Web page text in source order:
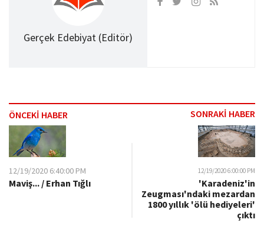
Gerçek Edebiyat (Editör)
ÖNCEKİ HABER SONRAKİ HABER
12/19/2020 6:40:00 PM
Maviş... / Erhan Tığlı
12/19/2020 6:00:00 PM
'Karadeniz'in
Zeugması'ndaki mezardan
1800 yıllık 'ölü hediyeleri'
çıktı